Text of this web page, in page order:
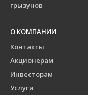
грызунов
О КОМПАНИИ
Контакты
Акционерам
Инвесторам
Услуги